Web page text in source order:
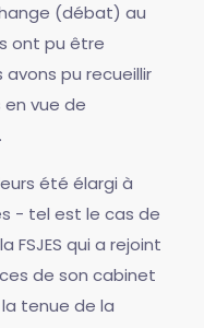
(débat) au
ont pu être
pu recueillir
vue de
été élargi à
- tel est le cas de
FSJES qui a rejoint
de son cabinet
tenue de la